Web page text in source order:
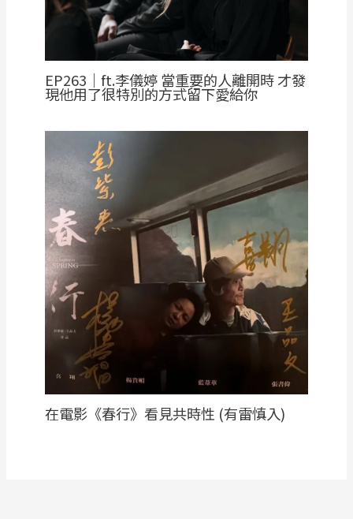
EP263｜ft.李儀婷 當重要的人離開時 才發
現他用了很特別的方式留下愛給你
在電影《春行》看見共時性 (有雷慎入)